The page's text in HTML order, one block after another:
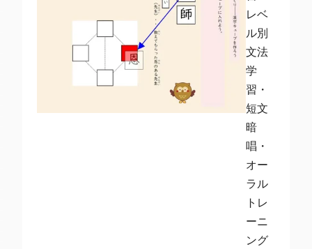
レベ
ル別
文法
学
習・
短文
暗
唱・
オー
ラル
トレ
ーニ
ング